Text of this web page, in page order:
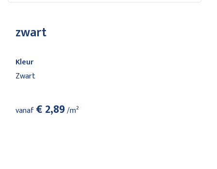
zwart
Kleur
Zwart
vanaf€ 2,89/m²